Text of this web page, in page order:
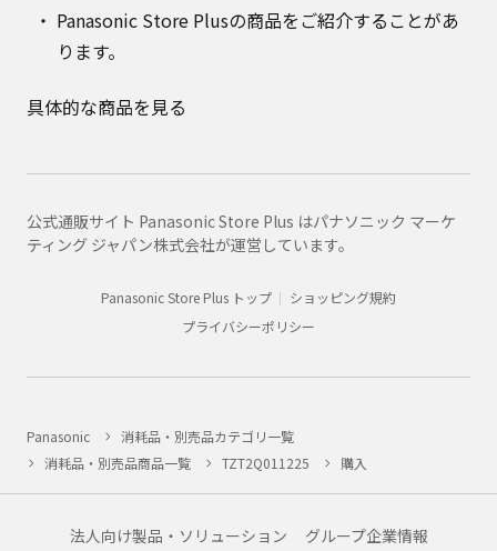
Panasonic Store Plusの商品をご紹介することがあ
ります。
具体的な商品を見る
公式通販サイト Panasonic Store Plus はパナソニック マーケ
ティング ジャパン株式会社が運営しています。
Panasonic Store Plus トップ
ショッピング規約
プライバシーポリシー
Panasonic
消耗品・別売品カテゴリ一覧
消耗品・別売品商品一覧
TZT2Q011225 購入
法人向け製品・ソリューション グループ企業情報